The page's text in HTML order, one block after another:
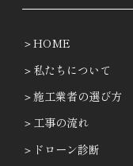
HOME
私たちについて
施工業者の選び方
工事の流れ
ドローン診断